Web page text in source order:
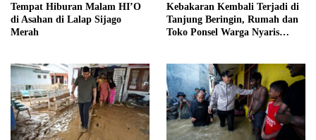
Tempat Hiburan Malam HI’O
di Asahan di Lalap Sijago
Merah
Kebakaran Kembali Terjadi di
Tanjung Beringin, Rumah dan
Toko Ponsel Warga Nyaris